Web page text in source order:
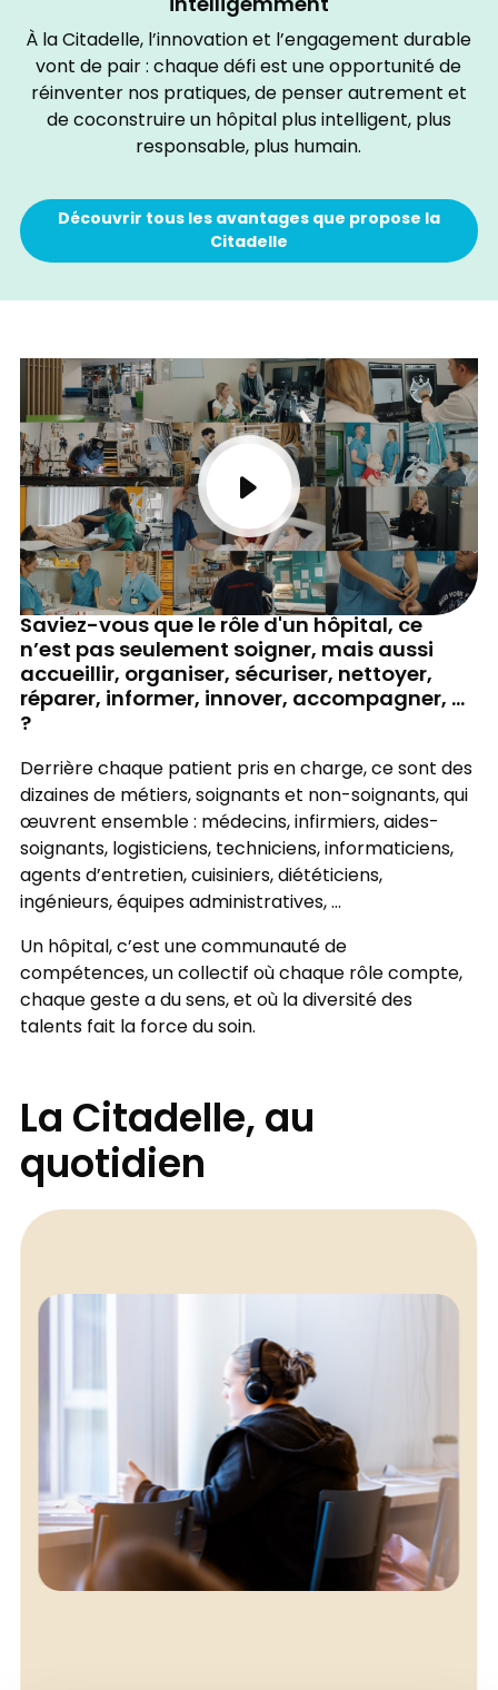
À la Citadelle, l’innovation et l’engagement durable
vont de pair : chaque défi est une opportunité de
réinventer nos pratiques, de penser autrement et
de coconstruire un hôpital plus intelligent, plus
responsable, plus humain.
Découvrir tous les avantages que propose la
Citadelle
Saviez-vous que le rôle d'un hôpital, ce
n’est pas seulement soigner, mais aussi
accueillir, organiser, sécuriser, nettoyer,
réparer, informer, innover, accompagner, ...
?
Derrière chaque patient pris en charge, ce sont des
dizaines de métiers, soignants et non-soignants, qui
œuvrent ensemble : médecins, infirmiers, aides-
soignants, logisticiens, techniciens, informaticiens,
agents d’entretien, cuisiniers, diététiciens,
ingénieurs, équipes administratives, …
Un hôpital, c’est une communauté de
compétences, un collectif où chaque rôle compte,
chaque geste a du sens, et où la diversité des
talents fait la force du soin.
La Citadelle, au
quotidien